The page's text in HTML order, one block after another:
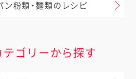
ン粉類・麺類のレシピ
テゴリーから探す